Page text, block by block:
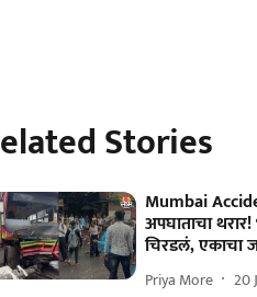
Stories
Mumbai
अपघाताचा
चिरडलं, एकाचा
Priya More 20